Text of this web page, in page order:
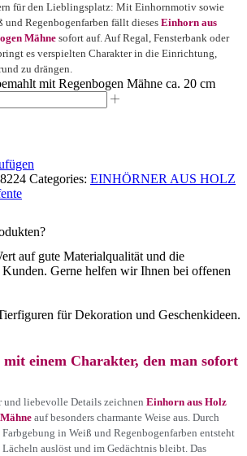
für den Lieblingsplatz: Mit Einhornmotiv sowie
und Regenbogenfarben fällt dieses Einhorn aus
Mähne sofort auf. Auf Regal, Fensterbank oder
es verspielten Charakter in die Einrichtung,
zu drängen.
mit Regenbogen Mähne ca. 20 cm
Categories: EINHÖRNER AUS HOLZ
auf gute Materialqualität und die
Gerne helfen wir Ihnen bei offenen
einem Charakter, den man sofort
und liebevolle Details zeichnen Einhorn aus Holz
auf besonders charmante Weise aus. Durch
in Weiß und Regenbogenfarben entsteht
auslöst und im Gedächtnis bleibt. Das